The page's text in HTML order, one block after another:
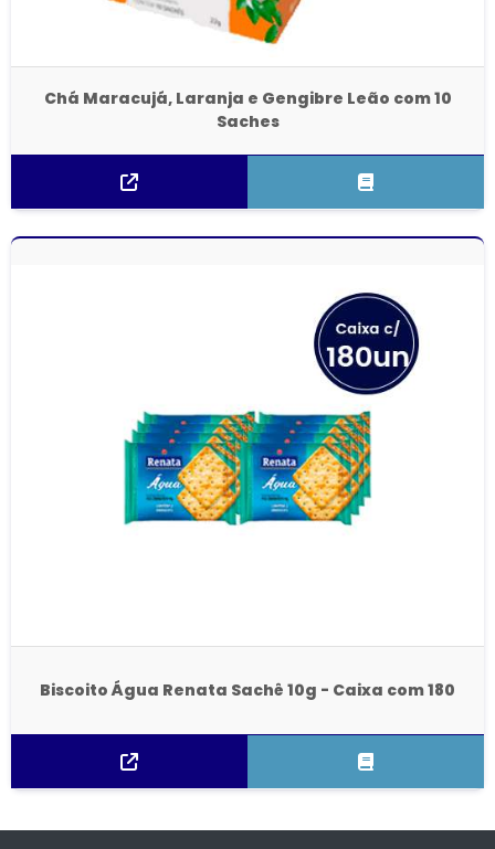
Chá Maracujá, Laranja e Gengibre Leão com 10
Saches
Biscoito Água Renata Sachê 10g - Caixa com 180